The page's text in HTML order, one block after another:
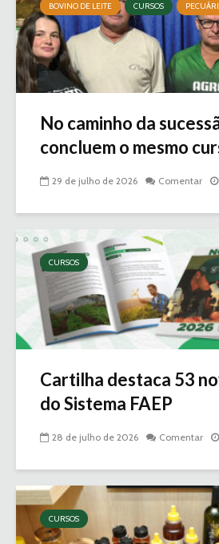
BOVINO DE LEITE CURSOS
No caminho da
concluem o mesmo
29 de julho de 2026 Comentar
CURSOS
Cartilha destaca 53
do Sistema FAEP
28 de julho de 2026 Comentar
CURSOS